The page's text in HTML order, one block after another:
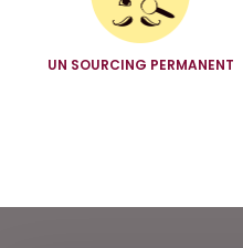
UN SOURCING PERMANENT